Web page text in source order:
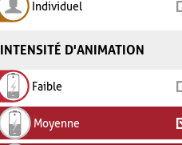
Individuel
INTENSITÉ D'ANIMATION
Faible
Moyenne